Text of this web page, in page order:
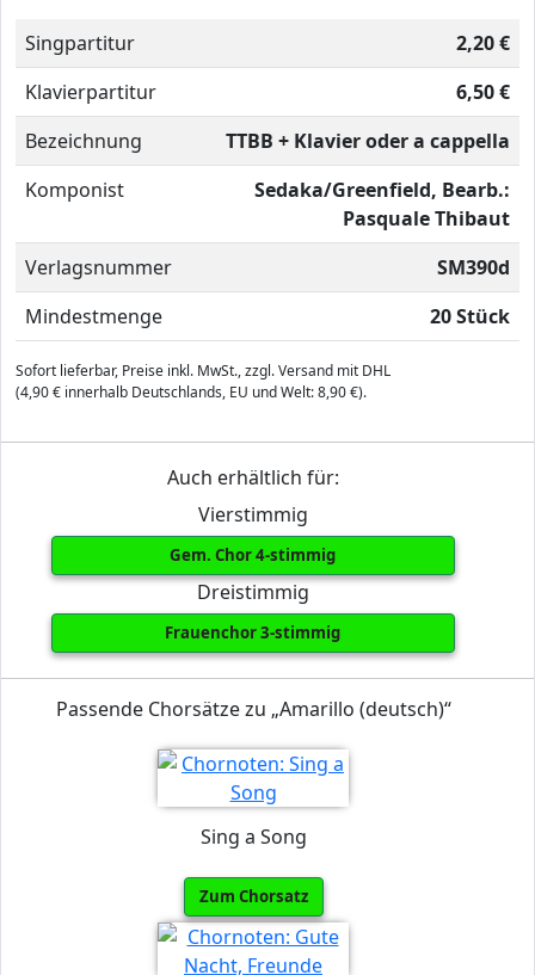
Singpartitur
2,20 €
Klavierpartitur
6,50 €
Bezeichnung
TTBB + Klavier oder a cappella
Komponist
Sedaka/Greenfield, Bearb.:
Pasquale Thibaut
Verlagsnummer
SM390d
Mindestmenge
20 Stück
Sofort lieferbar, Preise inkl. MwSt., zzgl. Versand mit DHL
(4,90 € innerhalb Deutschlands, EU und Welt: 8,90 €).
Auch erhältlich für:
Vierstimmig
Gem. Chor 4-stimmig
Dreistimmig
Frauenchor 3-stimmig
Passende Chorsätze zu „Amarillo (deutsch)“
Sing a Song
Zum Chorsatz